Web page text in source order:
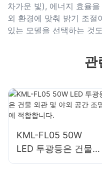
차가운 빛), 에너지 효율
외 환경에 맞춰 밝기 조절
있는 모델을 선택하는 것
관
KML-FL05 50W
LED 투광등은 건물
외관 및 야외 공간 조